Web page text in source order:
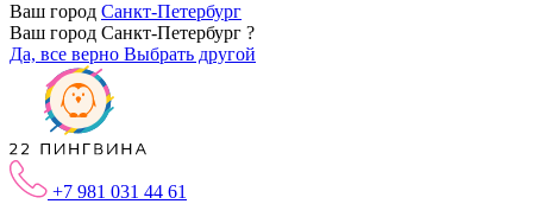
Ваш город Санкт-Петербург
Ваш город Санкт-Петербург ?
Да, все верно Выбрать другой
+7 981 031 44 61